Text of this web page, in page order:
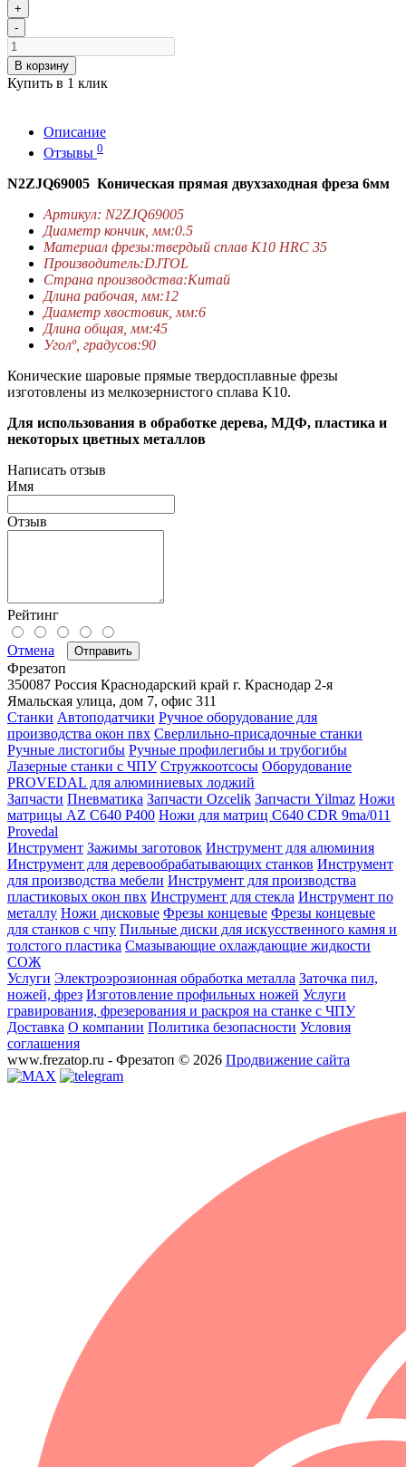
+
-
В корзину
Купить в 1 клик
Описание
Отзывы 0
N2ZJQ69005 Коническая прямая двухзаходная фреза 6мм
Артикул: N2ZJQ69005
Диаметр кончик, мм:0.5
Материал фрезы:твердый сплав K10 HRC 35
Производитель:DJTOL
Страна производства:Китай
Длина рабочая, мм:12
Диаметр хвостовик, мм:6
Длина общая, мм:45
Уголº, градусов:90
Конические шаровые прямые твердосплавные фрезы
изготовлены из мелкозернистого сплава K10.
Для использования в обработке дерева, МДФ, пластика и
некоторых цветных металлов
Написать отзыв
Имя
Отзыв
Рейтинг
Отмена Отправить
Фрезатоп
350087 Россия Краснодарский край г. Краснодар 2-я
Ямальская улица, дом 7, офис 311
Станки Автоподатчики Ручное оборудование для
производства окон пвх Сверлильно-присадочные станки
Ручные листогибы Ручные профилегибы и трубогибы
Лазерные станки с ЧПУ Стружкоотсосы Оборудование
PROVEDAL для алюминиевых лоджий
Запчасти Пневматика Запчасти Ozcelik Запчасти Yilmaz Ножи
матрицы AZ C640 P400 Ножи для матриц C640 CDR 9ma/011
Provedal
Инструмент Зажимы заготовок Инструмент для алюминия
Инструмент для деревообрабатывающих станков Инструмент
для производства мебели Инструмент для производства
пластиковых окон пвх Инструмент для стекла Инструмент по
металлу Ножи дисковые Фрезы концевые Фрезы концевые
для станков с чпу Пильные диски для искусственного камня и
толстого пластика Смазывающие охлаждающие жидкости
СОЖ
Услуги Электроэрозионная обработка металла Заточка пил,
ножей, фрез Изготовление профильных ножей Услуги
гравирования, фрезерования и раскроя на станке с ЧПУ
Доставка О компании Политика безопасности Условия
соглашения
www.frezatop.ru - Фрезатоп © 2026 Продвижение сайта